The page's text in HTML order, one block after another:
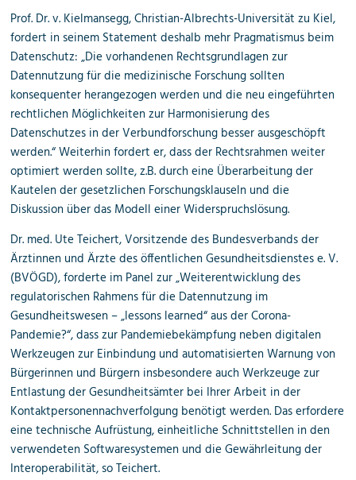
Prof. Dr. v. Kielmansegg, Christian-Albrechts-Universität zu Kiel,
fordert in seinem Statement deshalb mehr Pragmatismus beim
Datenschutz: „Die vorhandenen Rechtsgrundlagen zur
Datennutzung für die medizinische Forschung sollten
konsequenter herangezogen werden und die neu eingeführten
rechtlichen Möglichkeiten zur Harmonisierung des
Datenschutzes in der Verbundforschung besser ausgeschöpft
werden.“ Weiterhin fordert er, dass der Rechtsrahmen weiter
optimiert werden sollte, z.B. durch eine Überarbeitung der
Kautelen der gesetzlichen Forschungsklauseln und die
Diskussion über das Modell einer Widerspruchslösung.
Dr. med. Ute Teichert, Vorsitzende des Bundesverbands der
Ärztinnen und Ärzte des öffentlichen Gesundheitsdienstes e. V.
(BVÖGD), forderte im Panel zur „Weiterentwicklung des
regulatorischen Rahmens für die Datennutzung im
Gesundheitswesen – „lessons learned“ aus der Corona-
Pandemie?“, dass zur Pandemiebekämpfung neben digitalen
Werkzeugen zur Einbindung und automatisierten Warnung von
Bürgerinnen und Bürgern insbesondere auch Werkzeuge zur
Entlastung der Gesundheitsämter bei Ihrer Arbeit in der
Kontaktpersonennachverfolgung benötigt werden. Das erfordere
eine technische Aufrüstung, einheitliche Schnittstellen in den
verwendeten Softwaresystemen und die Gewährleitung der
Interoperabilität, so Teichert.